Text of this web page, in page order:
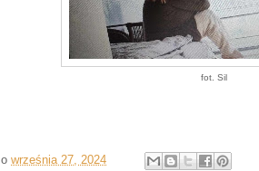
fot. Sil
o września 27, 2024